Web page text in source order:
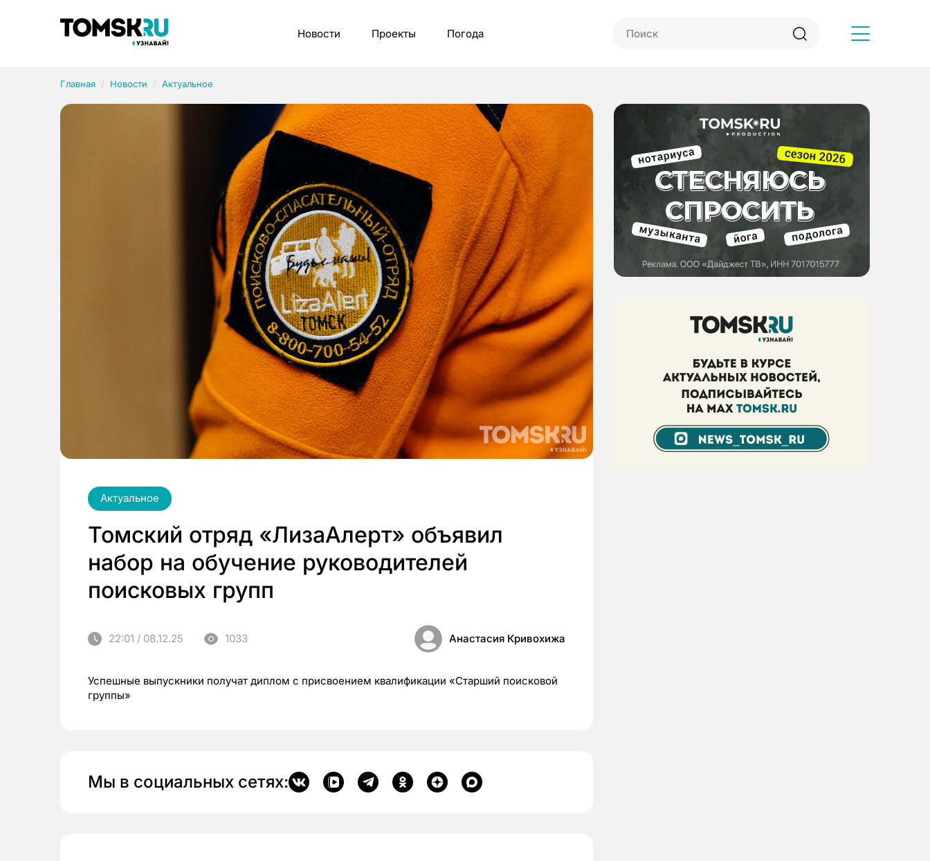
Новости Проекты Погода
Главная Новости Актуальное
Актуальное
Томский отряд «ЛизаАлерт» объявил
набор на обучение руководителей
поисковых групп
22:01 / 08.12.25 1033 Анастасия Кривохижа
Успешные выпускники получат диплом с присвоением квалификации «Старший поисковой
группы»
Мы в социальных сетях:
Рубрики